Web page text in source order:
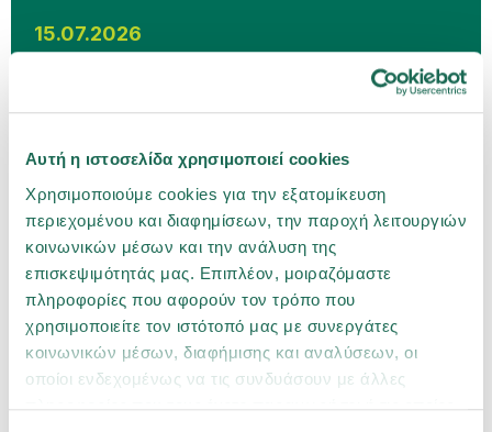
Αυτή η ιστοσελίδα χρησιμοποιεί cookies
Χρησιμοποιούμε cookies για την εξατομίκευση
περιεχομένου και διαφημίσεων, την παροχή λειτουργιών
κοινωνικών μέσων και την ανάλυση της
επισκεψιμότητάς μας. Επιπλέον, μοιραζόμαστε
πληροφορίες που αφορούν τον τρόπο που
χρησιμοποιείτε τον ιστότοπό μας με συνεργάτες
κοινωνικών μέσων, διαφήμισης και αναλύσεων, οι
οποίοι ενδεχομένως να τις συνδυάσουν με άλλες
15.07.2026
Η Groupama Ασφαλιστική επέστρεψε σε
θετικό προ φόρων αποτέλεσμα το 2025, με
κεφαλαιακή επάρκεια
02.07.2026
Η Groupama Ασφαλιστική ανανεώνει την
πιστοποίηση Ethos Platinum με ιδιαίτερα
υψηλή επίδοση